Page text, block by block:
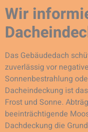
Wir
Das Gebäudedach
zuverlässig vor
Sonnenbestrahlung
Dacheindeckung ist
Frost und Sonne.
beeinträchtigende
Dachdeckung die